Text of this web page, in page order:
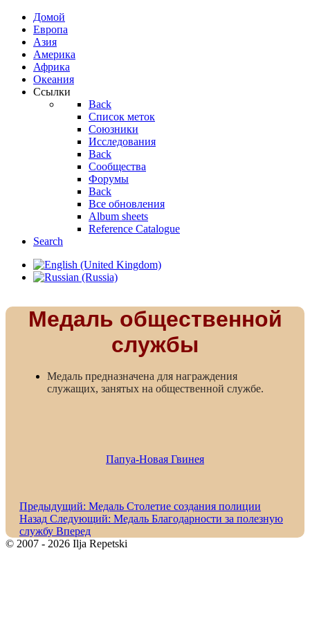
Домой
Европа
Азия
Америка
Африка
Океания
Ссылки
Back
Список меток
Союзники
Исследования
Back
Сообщества
Форумы
Back
Все обновления
Album sheets
Reference Catalogue
Search
Медаль общественной
службы
Медаль предназначена для награждения
служащих, занятых на общественной службе.
Папуа-Новая Гвинея
Предыдущий: Медаль Столетие создания полиции
Назад Следующий: Медаль Благодарности за полезную
службу Вперед
© 2007 - 2026 Ilja Repetski